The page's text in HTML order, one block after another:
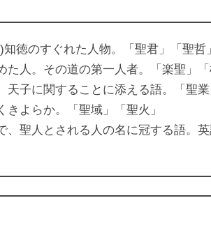
徳のすぐれた人物。「聖君」「聖哲
人。その道の第一人者。「楽聖」「
子に関することに添える語。「聖業
よらか。「聖域」「聖火」
聖人とされる人の名に冠する語。英